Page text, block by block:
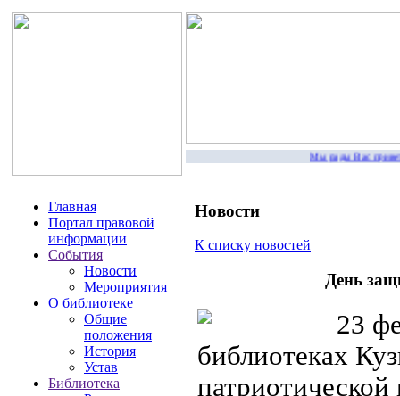
Мы рады Вас
Главная
Портал правовой
информации
События
Новости
Мероприятия
О библиотеке
Общие
положения
История
Устав
Библиотека
Новости
К списку новостей
День
23
библиотеках